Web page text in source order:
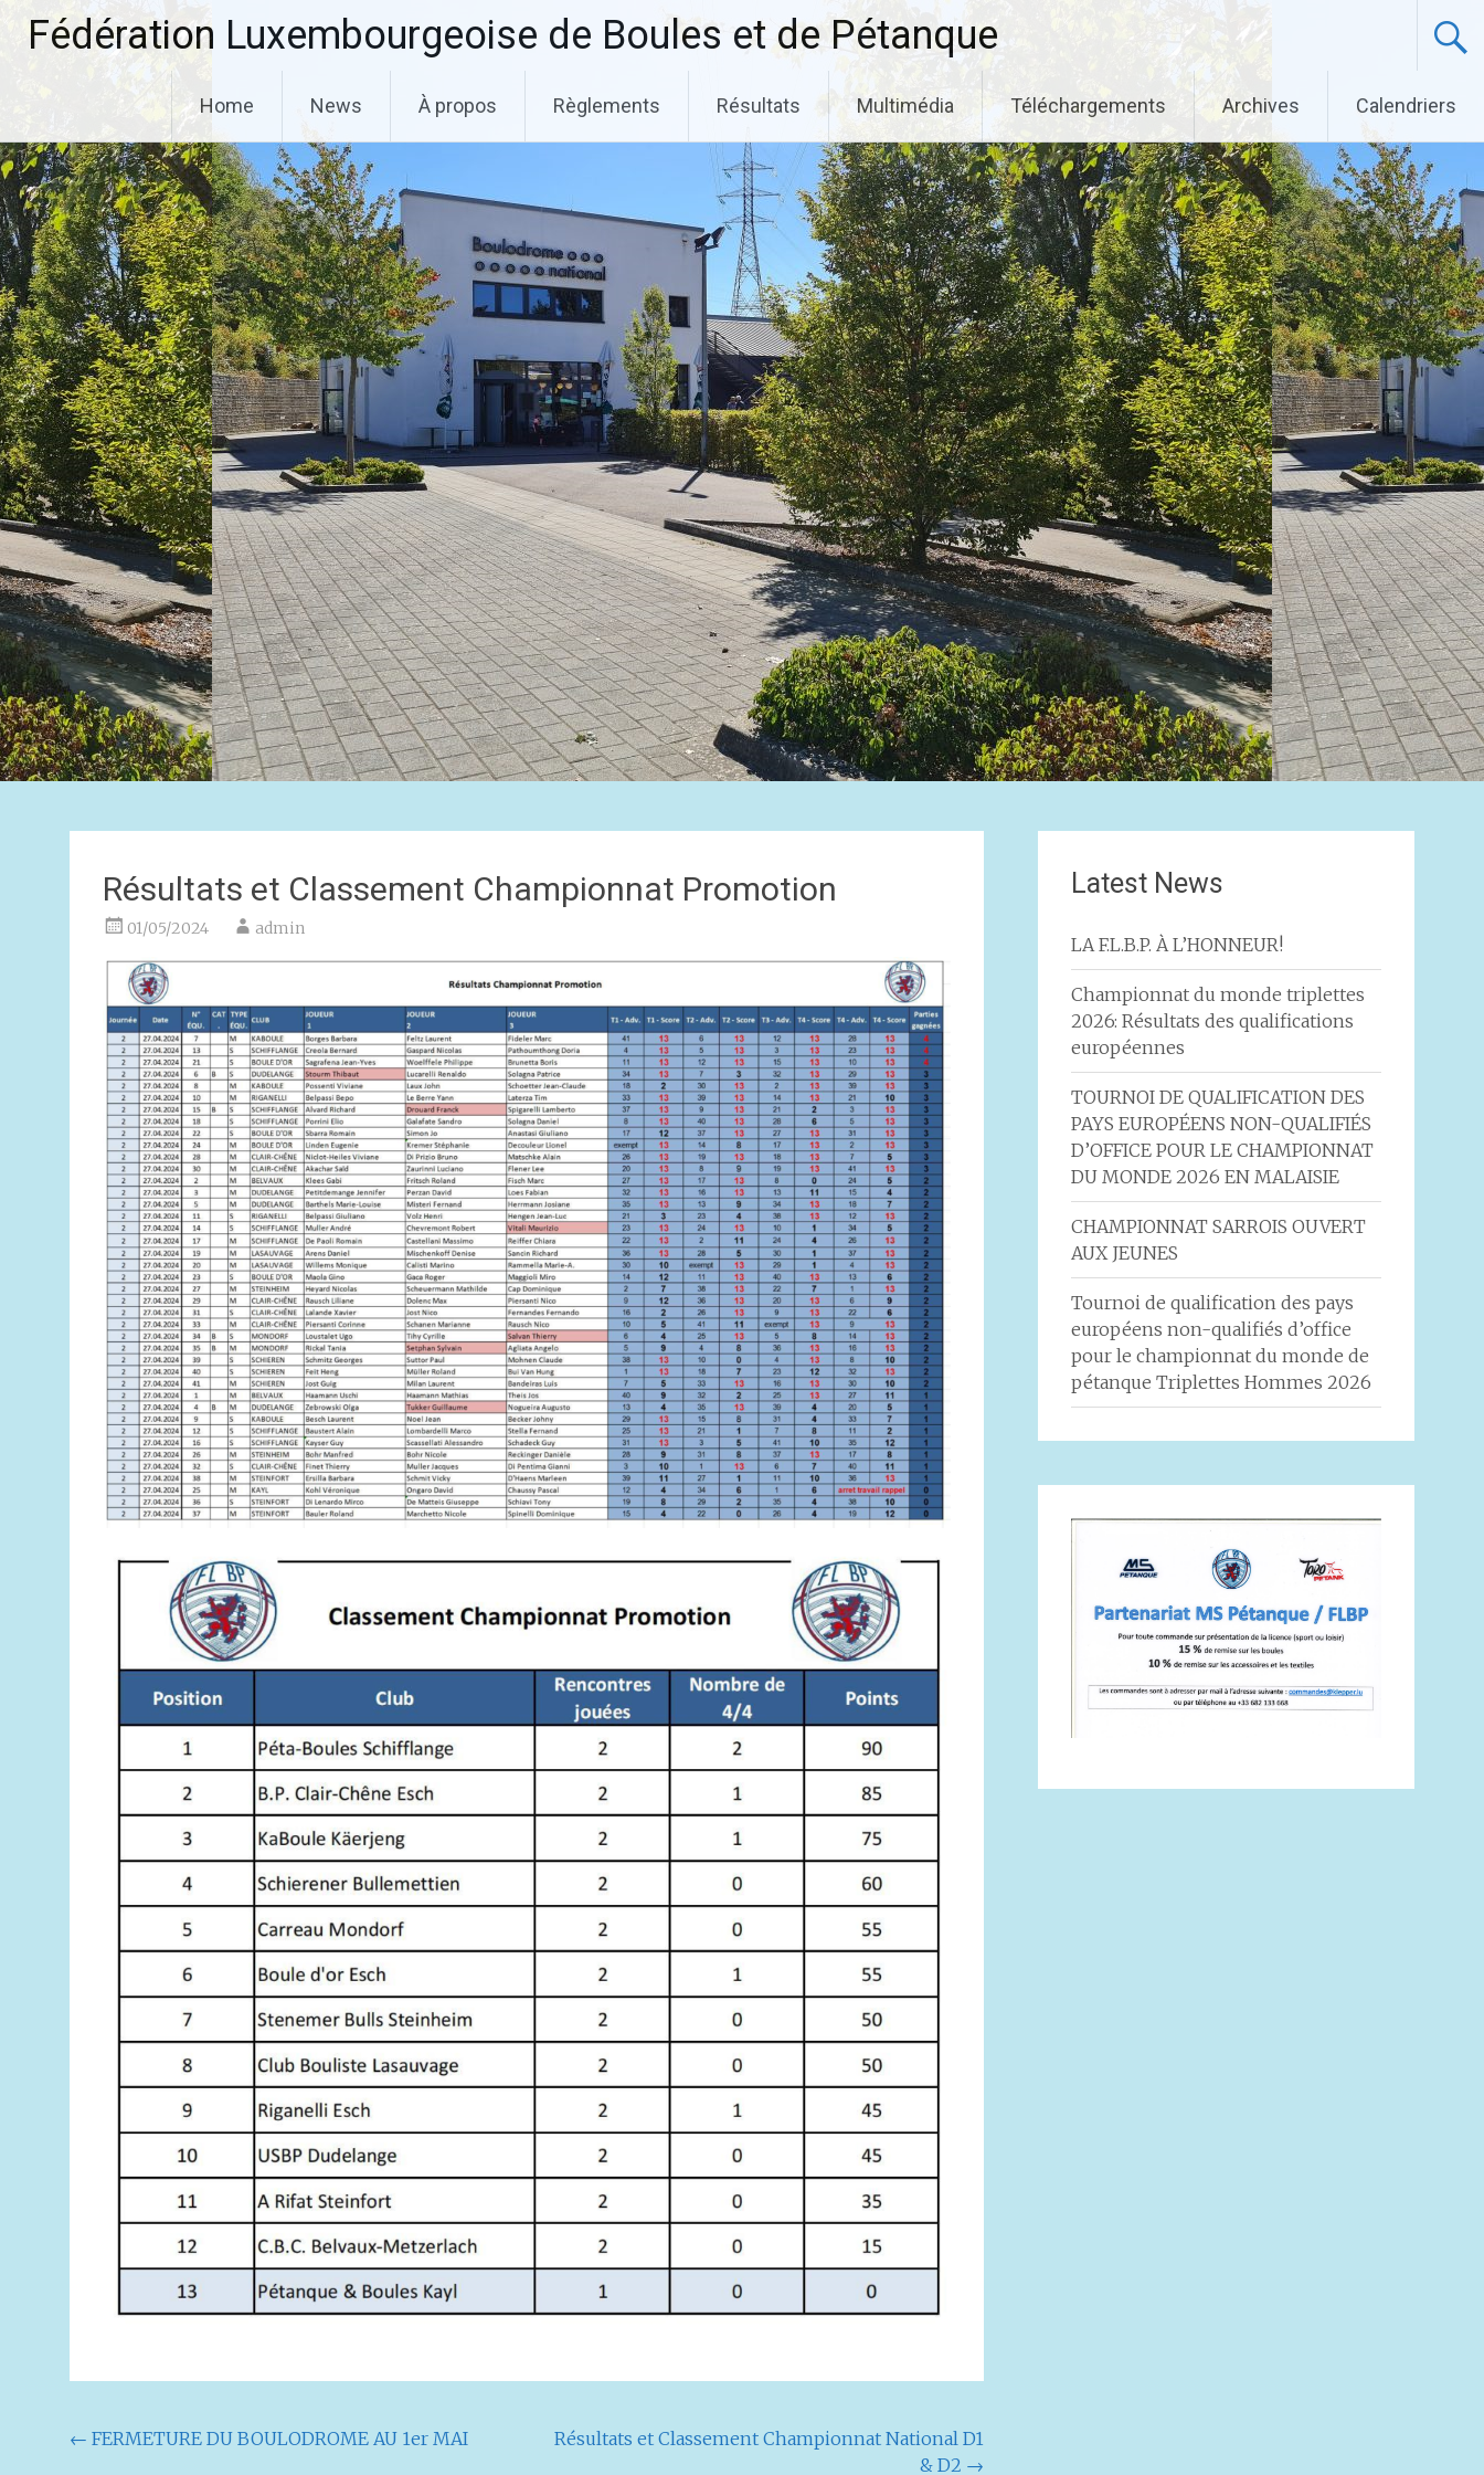
Fédération Luxembourgeoise de Boules et de Pétanque
Home News À propos Règlements Résultats Multimédia Téléchargements Archives Calendriers
Résultats et Classement Championnat Promotion
01/05/2024 admin
Navigation
← FERMETURE DU BOULODROME AU 1er MAI
Résultats et Classement Championnat National D1
& D2 →
Latest News
LA F.L.B.P. À L’HONNEUR!
Championnat du monde triplettes
2026: Résultats des qualifications
européennes
TOURNOI DE QUALIFICATION DES
PAYS EUROPÉENS NON-QUALIFIÉS
D’OFFICE POUR LE CHAMPIONNAT
DU MONDE 2026 EN MALAISIE
CHAMPIONNAT SARROIS OUVERT
AUX JEUNES
Tournoi de qualification des pays
européens non-qualifiés d’office
pour le championnat du monde de
pétanque Triplettes Hommes 2026